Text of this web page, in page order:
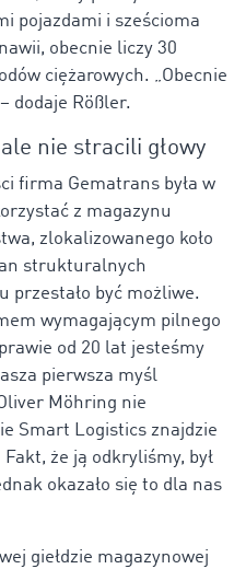
pojazdami i sześcioma
obecnie liczy 30
ciężarowych. „Obecnie
dodaje Rößler.
nie stracili głowy
firma Gematrans była w
z magazynu
zlokalizowanego koło
strukturalnych
przestało być możliwe.
wymagającym pilnego
od 20 lat jesteśmy
pierwsza myśl
Möhring nie
Smart Logistics znajdzie
że ją odkryliśmy, był
okazało się to dla nas
giełdzie magazynowej